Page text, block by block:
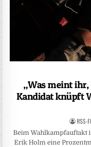
„Was meint ihr,
Kandidat knüpft
RSS-
Beim Wahlkampfauftakt
Erik Holm eine